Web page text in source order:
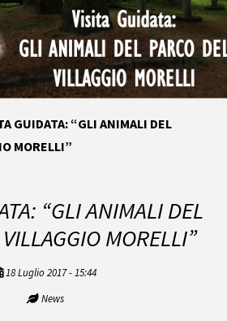
GUIDATA: “GLI ANIMALI DEL
MORELLI”
“GLI ANIMALI DEL
MORELLI”
18 Luglio 2017 - 15:44
News